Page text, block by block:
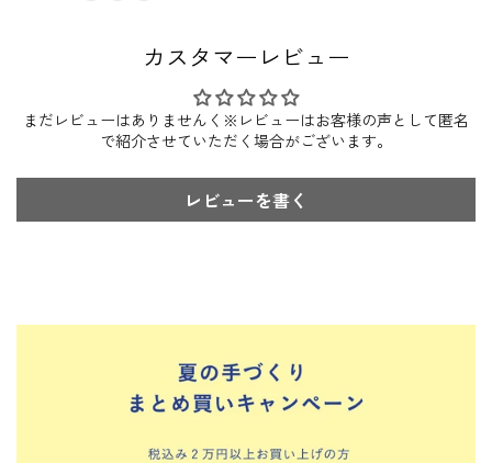
カスタマーレビュー
まだレビューはありませんく※レビューはお客様の声として匿名
で紹介させていただく場合がございます。
レビューを書く